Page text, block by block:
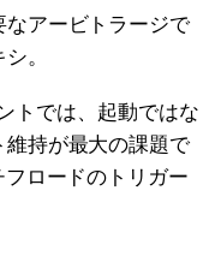
なアービトラージで
。
トでは、起動ではな
維持が最大の課題で
ロードのトリガー